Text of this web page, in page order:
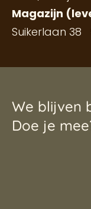
Magazijn
Suikerlaan 38
We blijven
Doe je